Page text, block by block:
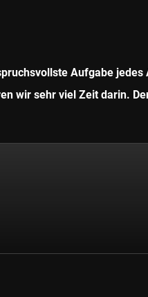
Aufgabe
wir sehr viel Zeit darin.